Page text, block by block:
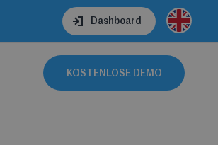
Dashboard
KOSTENLOSE DEMO